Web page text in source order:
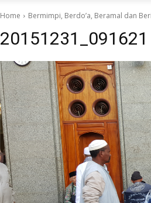
Home Bermimpi, Berdo’a, Beramal dan
20151231_091621